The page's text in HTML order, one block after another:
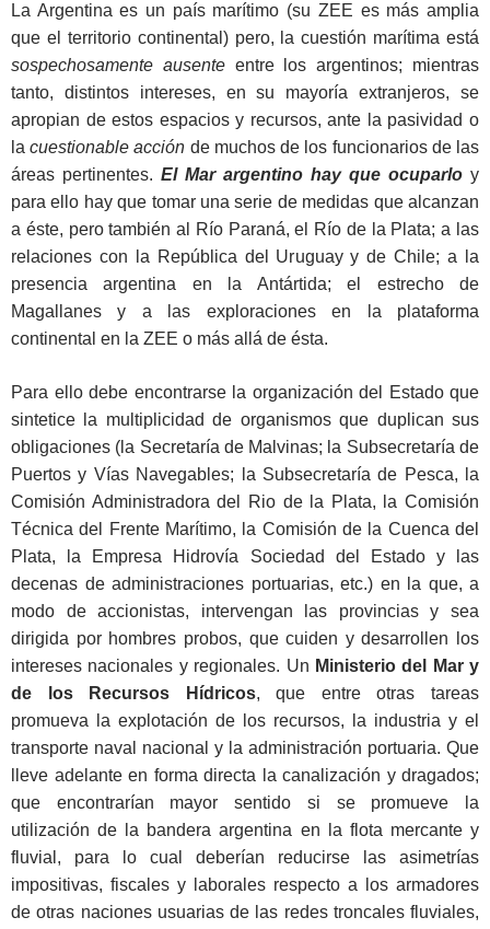
La Argentina es un país marítimo (su ZEE es más amplia
que el territorio continental) pero, la cuestión marítima está
sospechosamente ausenteentre los argentinos; mientras
tanto, distintos intereses, en su mayoría extranjeros, se
apropian de estos espacios y recursos, ante la pasividad o
lacuestionable acción de muchos de los funcionarios de las
áreas pertinentes. El Mar argentino hay que ocuparlo y
para ello hay que tomar una serie de medidas que alcanzan
a éste, pero también al Río Paraná, el Río de la Plata; a las
relaciones con la República del Uruguay y de Chile; a la
presencia argentina en la Antártida; el estrecho de
Magallanes y a las exploraciones en la plataforma
continental en la ZEE o más allá de ésta.
Para ello debe encontrarse la organización del Estado que
sintetice la multiplicidad de organismos que duplican sus
obligaciones (la Secretaría de Malvinas; la Subsecretaría de
Puertos y Vías Navegables; la Subsecretaría de Pesca, la
Comisión Administradora del Rio de la Plata, la Comisión
Técnica del Frente Marítimo, la Comisión de la Cuenca del
Plata, la Empresa Hidrovía Sociedad del Estado y las
decenas de administraciones portuarias, etc.) en la que, a
modo de accionistas, intervengan las provincias y sea
dirigida por hombres probos, que cuiden y desarrollen los
intereses nacionales y regionales. Un Ministerio del Mar y
de los Recursos Hídricos, que entre otras tareas
promueva la explotación de los recursos, la industria y el
transporte naval nacional y la administración portuaria. Que
lleve adelante en forma directa la canalización y dragados;
que encontrarían mayor sentido si se promueve la
utilización de la bandera argentina en la flota mercante y
fluvial, para lo cual deberían reducirse las asimetrías
impositivas, fiscales y laborales respecto a los armadores
de otras naciones usuarias de las redes troncales fluviales,